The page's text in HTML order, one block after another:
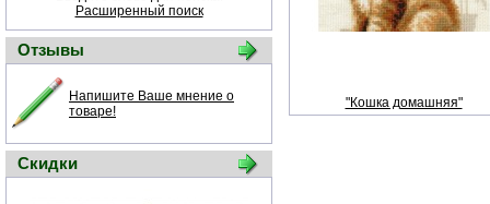
Расширенный поиск
Отзывы
Напишите Ваше мнение о
товаре!
Скидки
"Кошка домашняя"